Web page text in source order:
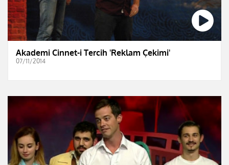
Akademi Cinnet-i Tercih 'Reklam Çekimi'
07/11/2014